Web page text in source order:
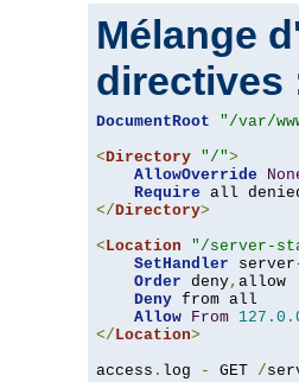
Mélange
directives
DocumentRoot
"/var/
<Directory "/">
AllowOverride
Require
</Directory>
<Location "/server-
SetHandler
Order deny, allow
Deny from all
Allow From 127.0 .
</Location>
access . log - GET /